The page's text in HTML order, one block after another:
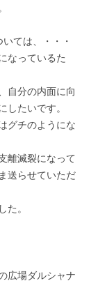
ては、・・・
なっているた
自分の内面に向
たいです。
グチのようにな
離滅裂になって
送らせていただ
。
広場ダルシャナ